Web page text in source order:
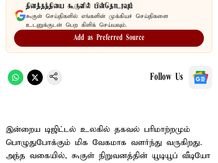
தினத்தந்தியை கூகுளில் பின்தொடரவும்
கூகுள் செய்திகளில் எங்களின் முக்கியச் செய்திகளை
உடனுக்குடன் பெற கிளிக் செய்யவும்.
Add as Preferred Source
Follow Us
இன்றைய டிஜிட்டல் உலகில் தகவல் பரிமாற்றமும்
பொழுதுபோக்கும் மிக வேகமாக வளர்ந்து வருகிறது.
அந்த வகையில், கூகுள் நிறுவனத்தின் யூடியூப் வீடியோ